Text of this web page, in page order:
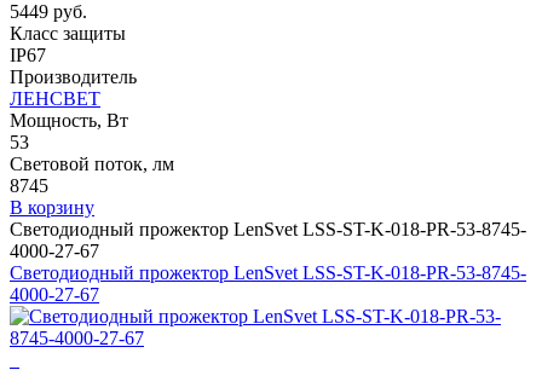
5449 руб.
Класс защиты
IP67
Производитель
ЛЕНСВЕТ
Мощность, Вт
53
Световой поток, лм
8745
В корзину
Светодиодный прожектор LenSvet LSS-ST-K-018-PR-53-8745-
4000-27-67
Светодиодный прожектор LenSvet LSS-ST-K-018-PR-53-8745-
4000-27-67